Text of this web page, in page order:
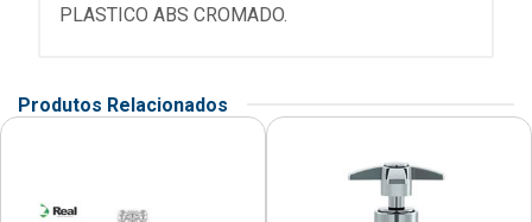
PLASTICO ABS CROMADO.
Produtos Relacionados